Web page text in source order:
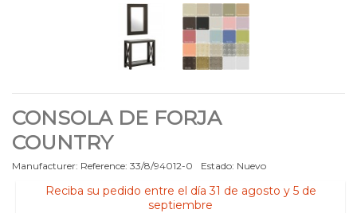
CONSOLA DE FORJA
COUNTRY
Manufacturer: Reference: 33/8/94012-0 Estado: Nuevo
Reciba su pedido entre el día 31 de agosto y 5 de
septiembre